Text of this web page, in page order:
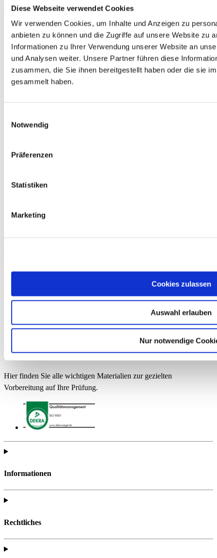
Diese Webseite verwendet Cookies
Wir verwenden Cookies, um Inhalte und Anzeigen zu
anbieten zu können und die Zugriffe auf unsere Website zu
Informationen zu Ihrer Verwendung unserer Website an
und Analysen weiter. Unsere Partner führen diese
zusammen, die Sie ihnen bereitgestellt haben oder die sie
gesammelt haben.
Notwendig
Präferenzen
Statistiken
Marketing
Cookies zulassen
Auswahl erlauben
Nur notwendige
Unterrichtsbegleiter Gruppenlizenz
Hier finden Sie alle wichtigen Materialien zur gezielten
Vorbereitung auf Ihre Prüfung.
Informationen
Rechtliches